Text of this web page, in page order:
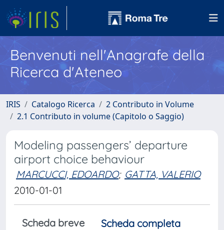
Benvenuti nell'Anagrafe della
Ricerca d'Ateneo
IRIS Catalogo Ricerca
2 Contributo in Volume
2.1 Contributo in volume (Capitolo o Saggio)
Modeling passengers’ departure
airport choice behaviour
MARCUCCI, EDOARDO; GATTA, VALERIO
2010-01-01
Scheda breve
Scheda completa